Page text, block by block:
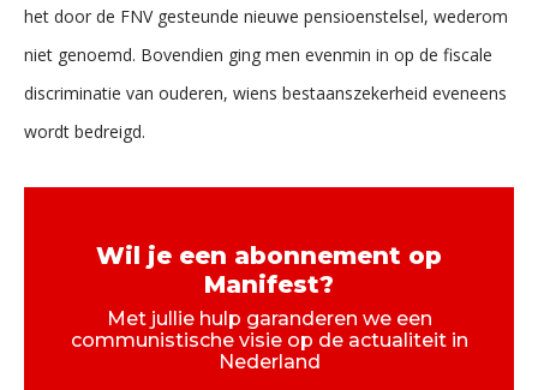
het door de FNV gesteunde nieuwe pensioenstelsel, wederom
niet genoemd. Bovendien ging men evenmin in op de fiscale
discriminatie van ouderen, wiens bestaanszekerheid eveneens
wordt bedreigd.
Wil je een abonnement op
Manifest?
Met jullie hulp garanderen we een
communistische visie op de actualiteit in
Nederland